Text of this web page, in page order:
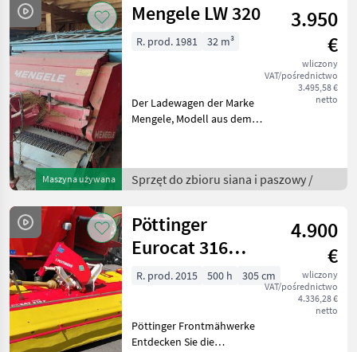
Maszyna używana
Mengele LW 320
3.950
€
wliczony
VAT/pośrednictwo
3.495,58 €
netto
R. prod. 1981 32 m³
Der Ladewagen der Marke
Mengele, Modell aus dem
landwirtschaftliches Gerät,
das sich ideal für den
Sprzęt do zbioru siana i paszowy /
Pöttinger
Eurocat 316
Front
4.900
€
wliczony
VAT/pośrednictwo
4.336,28 €
netto
R. prod. 2015 500 h 305 cm
Pöttinger Frontmähwerke
Entdecken Sie die